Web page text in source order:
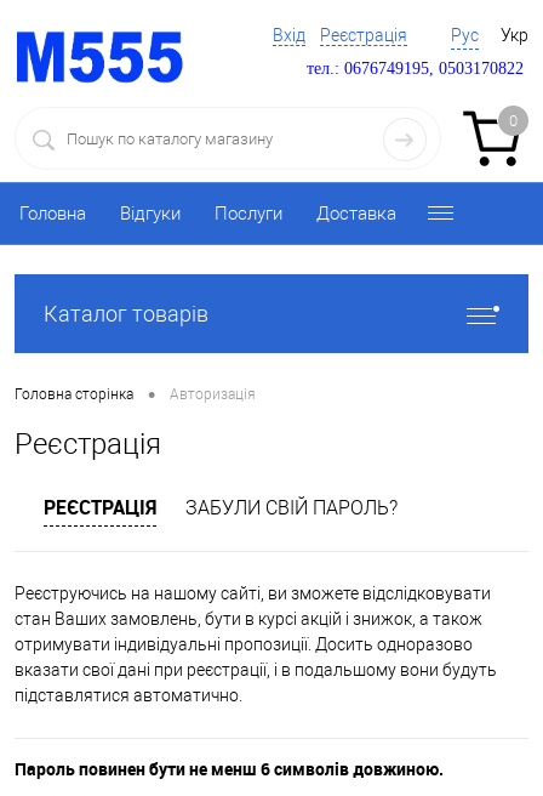
Вхід Реєстрація Рус Укр
тел.: 0676749195, 0503170822
0
Головна Відгуки Послуги Доставка
Каталог товарів
Головна сторінка • Авторизація
Реєстрація
РЕЄСТРАЦІЯ ЗАБУЛИ СВІЙ ПАРОЛЬ?
Реєструючись на нашому сайті, ви зможете відслідковувати
стан Ваших замовлень, бути в курсі акцій і знижок, а також
отримувати індивідуальні пропозиції. Досить одноразово
вказати свої дані при реєстрації, і в подальшому вони будуть
підставлятися автоматично.
Пароль повинен бути не менш 6 символів довжиною.